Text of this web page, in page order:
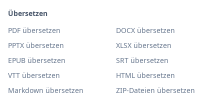
Übersetzen
PDF übersetzen
DOCX übersetzen
PPTX übersetzen
XLSX übersetzen
EPUB übersetzen
SRT übersetzen
VTT übersetzen
HTML übersetzen
Markdown übersetzen
ZIP-Dateien übersetzen